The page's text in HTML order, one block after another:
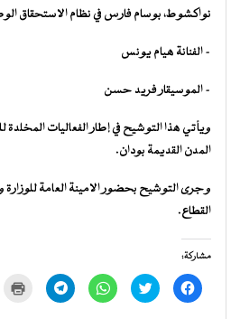
نواكشوط، بوسام فارس في نظام الاستحقاق
– الفنانة هيام يونس
– الموسيقار فريد حسن
ويأتي هذا التوشيح في إطار الفعاليات
المدن القديمة بودان.
وجرى التوشيح بحضور الامينة العامة للوزارة
القطاع.
مشاركة:
انقر
للمشاركة
اضغط
للمشاركة
انقر
للمشاركة
انقر
للمشاركة